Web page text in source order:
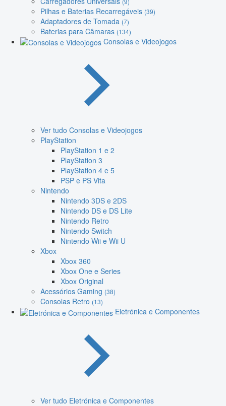
Pilhas e Baterias Recarregáveis (39)
Adaptadores de Tomada (7)
Baterias para Câmaras (134)
Consolas e Videojogos
Ver tudo Consolas e Videojogos
PlayStation
PlayStation 1 e 2
PlayStation 3
PlayStation 4 e 5
PSP e PS Vita
Nintendo
Nintendo 3DS e 2DS
Nintendo DS e DS Lite
Nintendo Retro
Nintendo Switch
Nintendo Wii e Wii U
Xbox
Xbox 360
Xbox One e Series
Xbox Original
Acessórios Gaming (38)
Consolas Retro (13)
Eletrónica e Componentes
Ver tudo Eletrónica e Componentes